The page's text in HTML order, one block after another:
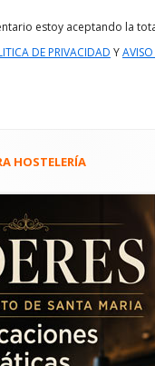
estoy aceptando la
DE PRIVACIDAD Y
HOSTELERÍA